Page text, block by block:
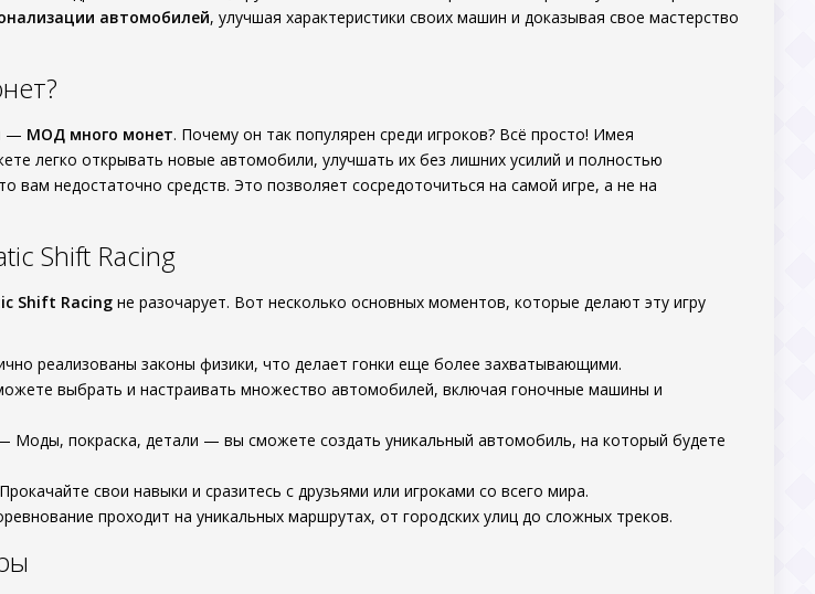
автомобилей, улучшая характеристики своих машин и доказывая свое мастерство
— МОД много монет. Почему он так популярен среди игроков? Всё просто! Имея
легко открывать новые автомобили, улучшать их без лишних усилий и полностью
вам недостаточно средств. Это позволяет сосредоточиться на самой игре, а не на
Shift Racing
Shift Racing не разочарует. Вот несколько основных моментов, которые делают эту игру
реализованы законы физики, что делает гонки еще более захватывающими.
выбрать и настраивать множество автомобилей, включая гоночные машины и
Моды, покраска, детали — вы сможете создать уникальный автомобиль, на который будете
свои навыки и сразитесь с друзьями или игроками со всего мира.
проходит на уникальных маршрутах, от городских улиц до сложных треков.